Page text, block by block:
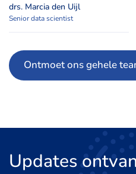
drs. Marcia den Uijl
Senior data scientist
Ontmoet ons gehele
Updates